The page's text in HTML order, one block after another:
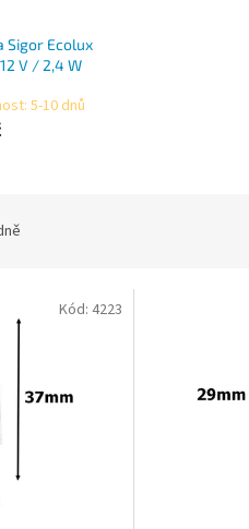
Sigor Ecolux
V / 2,4 W
5-10 dnů
Kód: 4223